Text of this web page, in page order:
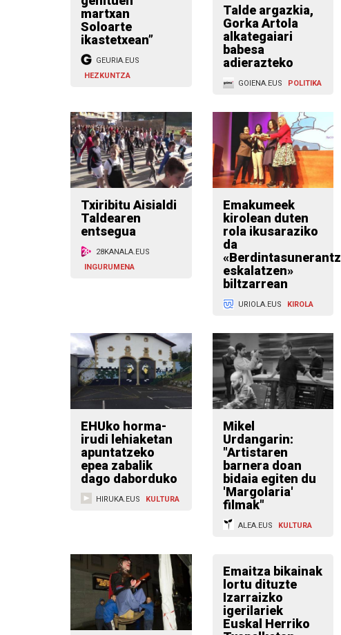
martxan
Soloarte
ikastetxean”
GEURIA.EUS
HEZKUNTZA
Talde argazkia,
Gorka Artola
alkategaiari
babesa
adierazteko
GOIENA.EUS POLITIKA
Txiribitu Aisialdi
Taldearen
entsegua
28KANALA.EUS
INGURUMENA
Emakumeek
kirolean duten
rola ikusaraziko
da
«Berdintasunerantz
eskalatzen»
biltzarrean
URIOLA.EUS KIROLA
EHUko horma-
irudi lehiaketan
apuntatzeko
epea zabalik
dago daborduko
HIRUKA.EUS KULTURA
Mikel
Urdangarin:
"Artistaren
barnera doan
bidaia egiten du
'Margolaria'
filmak"
ALEA.EUS KULTURA
Emaitza bikainak
lortu dituzte
Izarraizko
igerilariek
Euskal Herriko